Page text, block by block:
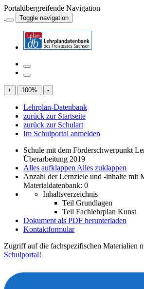
Portalübergreifende Navigation
Toggle navigation
+ 100% -
Lehrplan-Datenbank
zurück zur Startseite
zurück zur Schulart
Im Schulportal anmelden
Schule mit dem Förderschwerpunkt
Überarbeitung 2019
Alles aufklappen Alles zuklappen
Anzahl der Lernziele und -inhalte mit
Materialdatenbank: 0
Inhaltsverzeichnis
Teil Grundlagen
Teil Fachlehrplan Kunst
Dokument als PDF herunterladen
Kontaktformular
Zugriff auf die fachspezifischen Materialien
Schulportal!